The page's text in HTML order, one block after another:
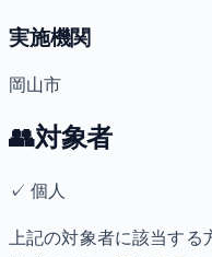
実施機関
岡山市
👥対象者
✓個人
上記の対象者に該当す